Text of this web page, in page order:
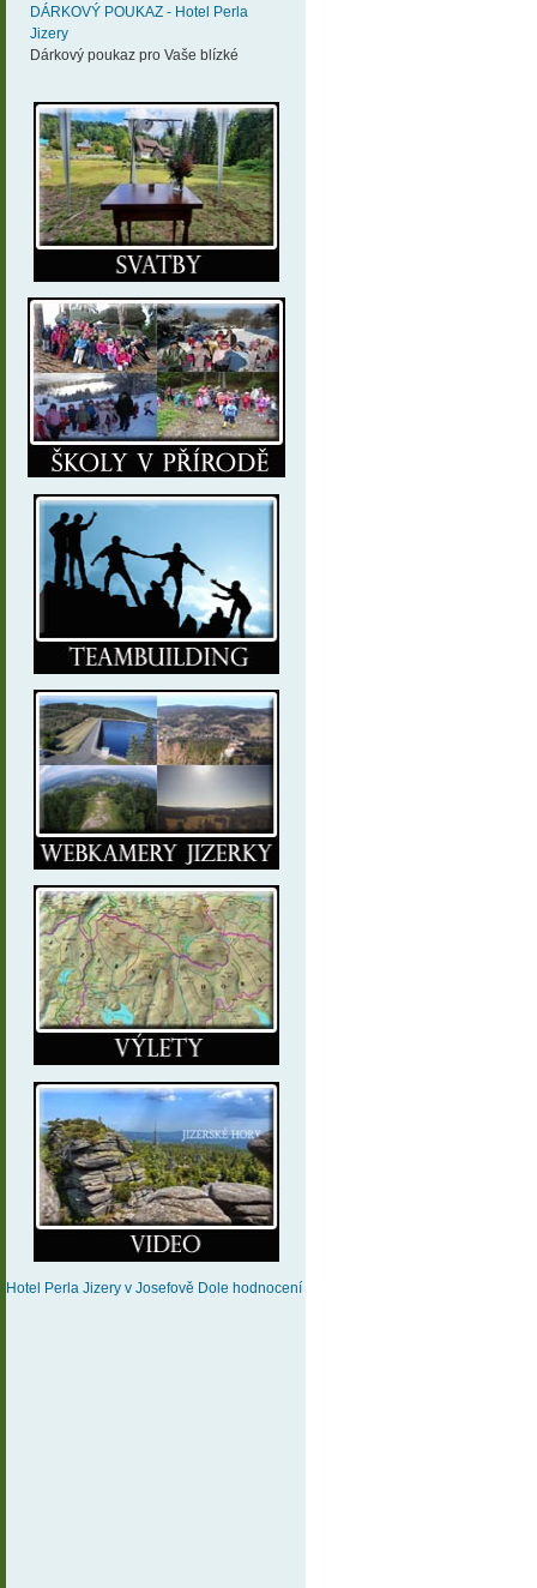
DÁRKOVÝ POUKAZ - Hotel Perla
Jizery
Dárkový poukaz pro Vaše blízké
Hotel Perla Jizery v Josefově Dole hodnocení